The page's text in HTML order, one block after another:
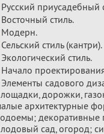
Русский приусадебный
Восточный стиль.
Модерн.
Сельский стиль (кантри).
Экологический стиль.
Начало
Элементы садового
дорожки,
архитектурные
декоративные
сад, огород;